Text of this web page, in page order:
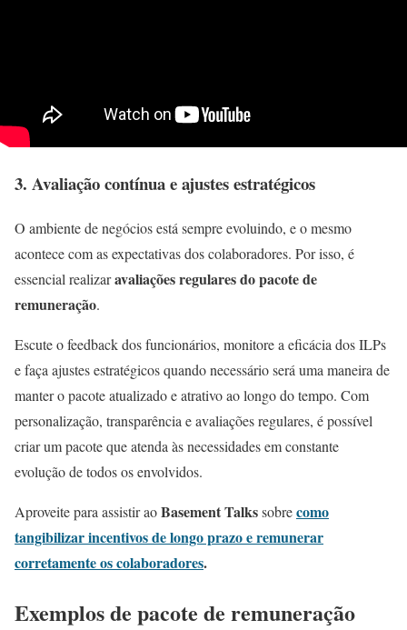
3. Avaliação contínua e ajustes estratégicos
O ambiente de negócios está sempre evoluindo, e o mesmo
acontece com as expectativas dos colaboradores. Por isso, é
essencial realizaravaliações regulares do pacote de
remuneração.
Escute o feedback dos funcionários, monitore a eficácia dos ILPs
e faça ajustes estratégicos quando necessário será uma maneira de
manter o pacote atualizado e atrativo ao longo do tempo. Com
personalização, transparência e avaliações regulares, é possível
criar um pacote que atenda às necessidades em constante
evolução de todos os envolvidos.
Aproveite para assistir aoBasement Talkssobrecomo
tangibilizar incentivos de longo prazo e remunerar
corretamente os colaboradores.
Exemplos de pacote de remuneração